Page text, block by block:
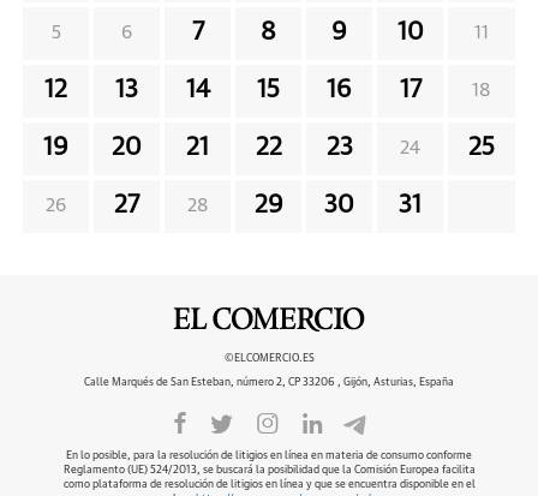
5 6 7 8 9 10 11
12 13 14 15 16 17 18
19 20 21 22 23 24 25
26 27 28 29 30 31
©ELCOMERCIO.ES
Calle Marqués de San Esteban, número 2, CP 33206 , Gijón, Asturias, España
En lo posible, para la resolución de litigios en línea en materia de consumo conforme
Reglamento (UE) 524/2013, se buscará la posibilidad que la Comisión Europea facilita
como plataforma de resolución de litigios en línea y que se encuentra disponible en el